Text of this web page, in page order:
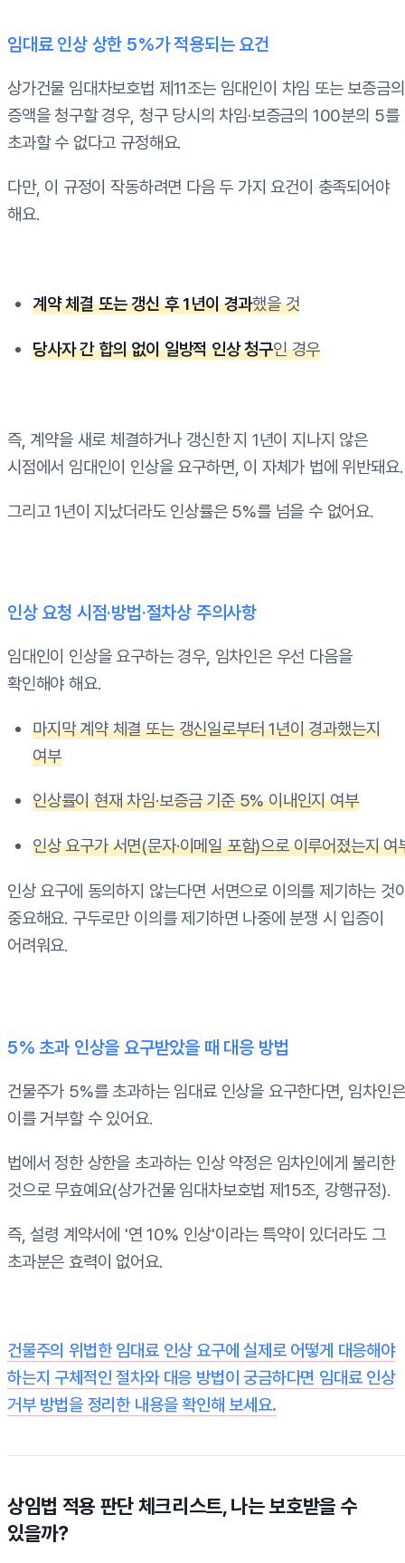
임대료 인상 상한 5%가 적용되는 요건
상가건물 임대차보호법 제11조는 임대인이 차임 또는 보증금의
증액을 청구할 경우, 청구 당시의 차임·보증금의 100분의 5를
초과할 수 없다고 규정해요.
다만, 이 규정이 작동하려면 다음 두 가지 요건이 충족되어야
해요.
계약 체결 또는 갱신 후 1년이 경과했을 것
당사자 간 합의 없이 일방적 인상 청구인 경우
즉, 계약을 새로 체결하거나 갱신한 지 1년이 지나지 않은
시점에서 임대인이 인상을 요구하면, 이 자체가 법에 위반돼요.
그리고 1년이 지났더라도 인상률은 5%를 넘을 수 없어요.
인상 요청 시점·방법·절차상 주의사항
임대인이 인상을 요구하는 경우, 임차인은 우선 다음을
확인해야 해요.
마지막 계약 체결 또는 갱신일로부터 1년이 경과했는지
여부
인상률이 현재 차임·보증금 기준 5% 이내인지 여부
인상 요구가 서면(문자·이메일 포함)으로 이루어졌는지 여
인상 요구에 동의하지 않는다면 서면으로 이의를 제기하는 것
중요해요. 구두로만 이의를 제기하면 나중에 분쟁 시 입증이
어려워요.
5% 초과 인상을 요구받았을 때 대응 방법
건물주가 5%를 초과하는 임대료 인상을 요구한다면, 임차인은
이를 거부할 수 있어요.
법에서 정한 상한을 초과하는 인상 약정은 임차인에게 불리한
것으로 무효예요(상가건물 임대차보호법 제15조, 강행규정).
즉, 설령 계약서에 '연 10% 인상'이라는 특약이 있더라도 그
초과분은 효력이 없어요.
건물주의 위법한 임대료 인상 요구에 실제로 어떻게 대응해야
하는지 구체적인 절차와 대응 방법이 궁금하다면 임대료 인상
거부 방법을 정리한 내용을 확인해 보세요.
상임법 적용 판단 체크리스트, 나는 보호받을 수
있을까?